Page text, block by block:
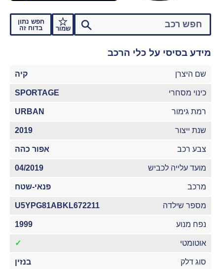
שמור
חפש נתון
בדוח זה
מידע בסיסי על כלי הרכב
שם היצרן קיה
כינוי מסחרי SPORTAGE
רמת גימור URBAN
שנת ייצור 2019
צבע רכב אפור כהה
מועד עלייה לכביש 04/2019
מרכב פנאי-שטח
מספר שילדה U5YPG81ABKL672211
נפח מנוע 1999
אוטומטי ✓
סוג דלק בנזין